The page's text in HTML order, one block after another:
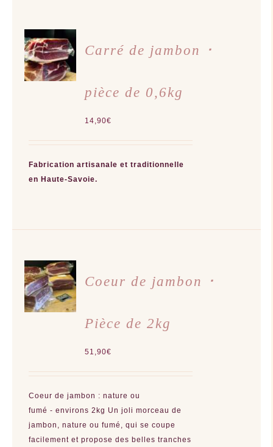
AJOUTER
AU
PANIER
/
DÉTAILS
Carré de jambon ･
pièce de 0,6kg
14,90€
Fabrication artisanale et traditionnelle
en Haute-Savoie.
AJOUTER
AU
PANIER
/
DÉTAILS
Coeur de jambon ･
Pièce de 2kg
51,90€
Coeur de jambon : nature ou
fumé - environs 2kg Un joli morceau de
jambon, nature ou fumé, qui se coupe
facilement et propose des belles tranches